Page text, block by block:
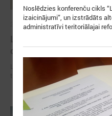
2026. gada 02. jūlijs
organizētus
LPS iesaka likumā noteikt
transporta pārvadājumus
Noslēdzies konferenču cikls
izaicinājumi”, un izstrādāts
administratīvi teritoriālajai